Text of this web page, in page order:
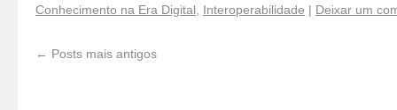
Conhecimento na Era Digital
Interoperabilidade | Deixar um
← Posts mais antigos